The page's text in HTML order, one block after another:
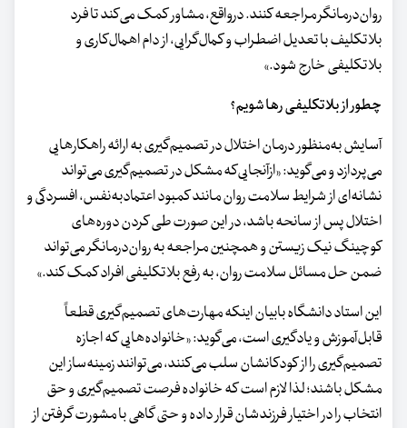
روان‌درمانگر مراجعه کنند. درواقع، مشاور کمک می‌کند تا فرد
بلاتکلیف با تعدیل اضطراب و کمال‌گرایی، از دام اهمال‌کاری و
بلاتکلیفی خارج شود.»
چطور از بلاتکلیفی رها شویم؟
آسایش به‌منظور درمان اختلال در تصمیم‌گیری به ارائه راهکارهایی
می‌پردازد و می‌گوید: «ازآنجایی‌که مشکل در تصمیم‌گیری می‌تواند
نشانه‌ای از شرایط سلامت روان مانند کمبود اعتمادبه‌نفس، افسردگی و
اختلال پس از سانحه باشد، در این صورت طی کردن دوره‌های
کوچینگ نیک زیستن و همچنین مراجعه به روان‌درمانگر می‌تواند
ضمن حل مسائل سلامت روان، به رفع بلاتکلیفی افراد کمک کند.»
این استاد دانشگاه بابیان اینکه مهارت‌های تصمیم‌گیری قطعاً
قابل‌آموزش و یادگیری است، می‌گوید: «خانواده‌هایی که اجازه
تصمیم‌گیری را از کودکانشان سلب می‌کنند، می‌توانند زمینه‌ساز این
مشکل باشند؛ لذا لازم است که خانواده فرصت تصمیم‌گیری و حق
انتخاب را در اختیار فرزندشان قرار داده و حتی گاهی با مشورت گرفتن از